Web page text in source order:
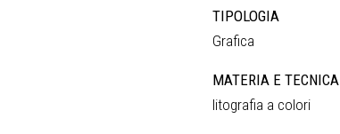
TIPOLOGIA
Grafica
MATERIA E TECNICA
litografia a colori